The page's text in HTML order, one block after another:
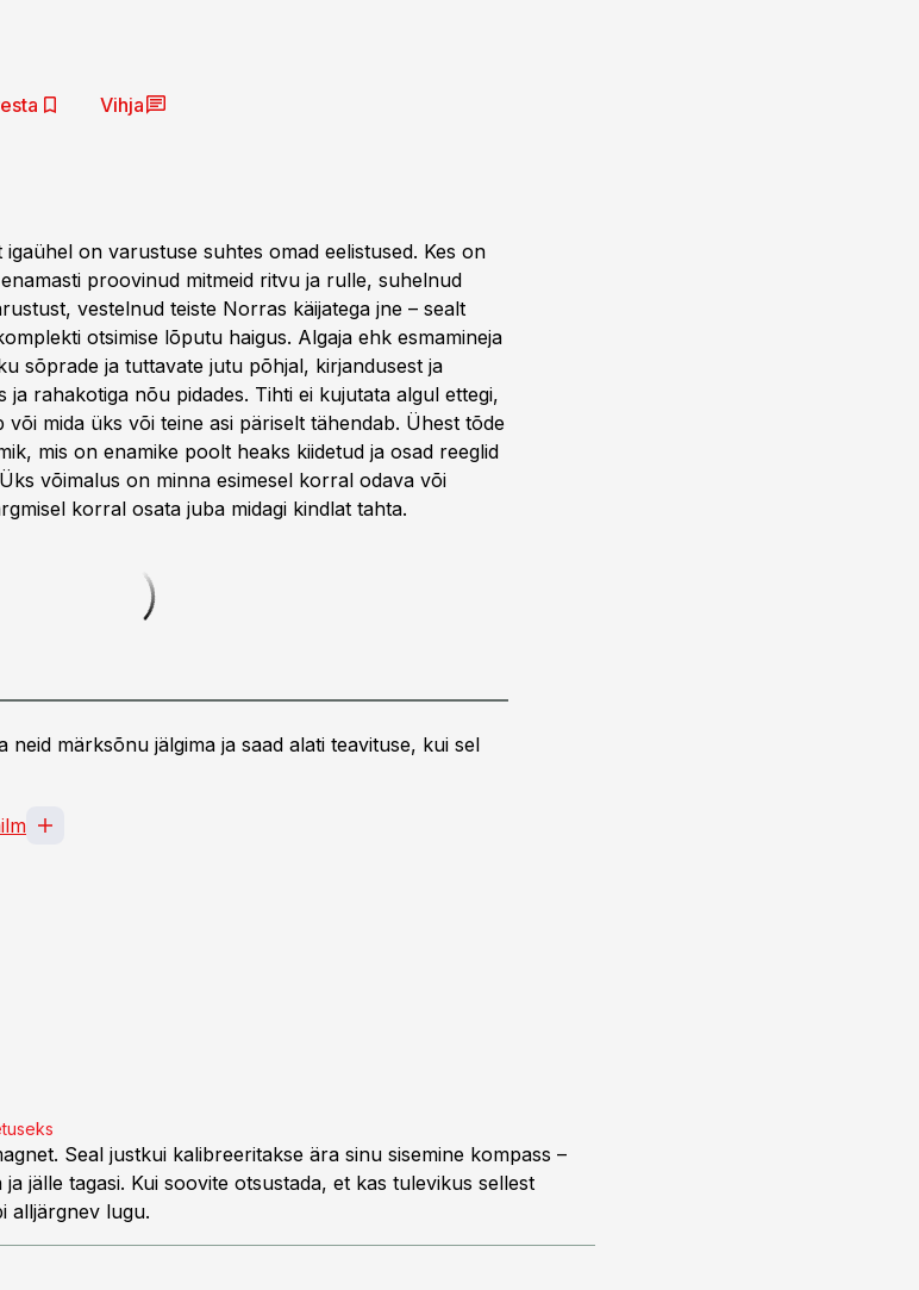
Vihja
on varustuse suhtes omad eelistused. Kes on
proovinud mitmeid ritvu ja rulle, suhelnud
vestelnud teiste Norras käijatega jne – sealt
otsimise lõputu haigus. Algaja ehk esmamineja
sõprade ja tuttavate jutu põhjal, kirjandusest ja
rahakotiga nõu pidades. Tihti ei kujutata algul ettegi,
mida üks või teine asi päriselt tähendab. Ühest tõde
mis on enamike poolt heaks kiidetud ja osad reeglid
võimalus on minna esimesel korral odava või
korral osata juba midagi kindlat tahta.
neid märksõnu jälgima ja saad alati teavituse, kui sel
Seal justkui kalibreeritakse ära sinu sisemine kompass –
jälle tagasi. Kui soovite otsustada, et kas tulevikus sellest
alljärgnev lugu.